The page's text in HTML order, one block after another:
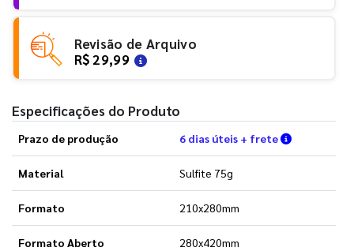
Revisão de Arquivo
R$ 29,99
Especificações do Produto
Prazo de produção 6 dias úteis + frete Verifique
Material Sulfite 75g
Formato 210x280mm
Formato Aberto 280x420mm